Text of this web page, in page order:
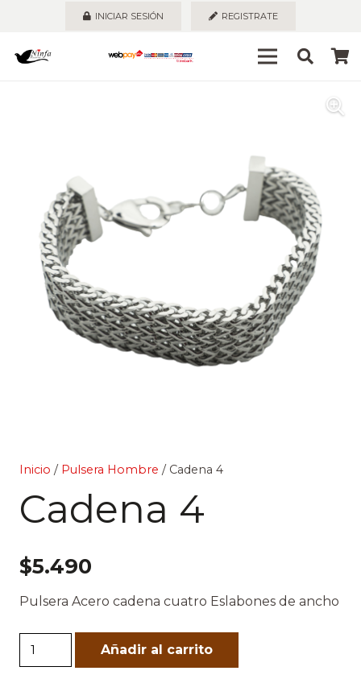
INICIAR SESIÓN REGISTRATE
Inicio / Pulsera Hombre / Cadena 4
Cadena 4
$5.490
Pulsera Acero cadena cuatro Eslabones de ancho
Cadena
4
Añadir al carrito